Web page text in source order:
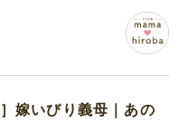
］嫁いびり義母｜あの